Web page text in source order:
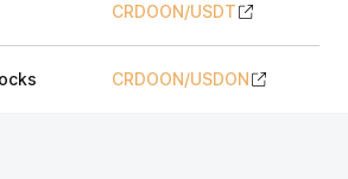
CRDOON/USDT
CRDOON/USDON